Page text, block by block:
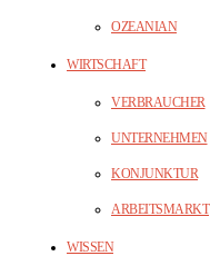
OZEANIAN
WIRTSCHAFT
VERBRAUCHER
UNTERNEHMEN
KONJUNKTUR
ARBEITSMARKT
WISSEN